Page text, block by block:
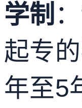
学制
起专
年至5